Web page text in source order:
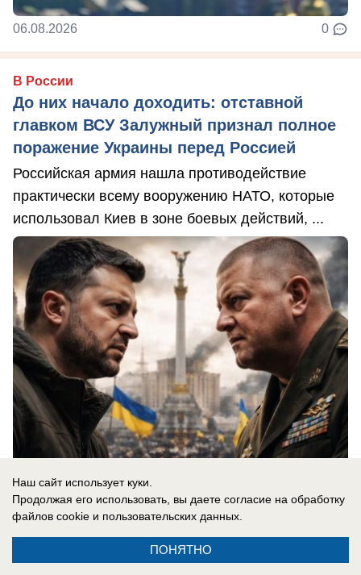
06.08.2026 0
В России
До них начало доходить: отставной
главком ВСУ Залужный признал полное
поражение Украины перед Россией
Российская армия нашла противодействие
практически всему вооружению НАТО, которые
использовал Киев в зоне боевых действий, ...
06.08.2026 0
Наш сайт использует куки.
Продолжая его использовать, вы даете согласие на обработку
файлов cookie и пользовательских данных.
ПОНЯТНО